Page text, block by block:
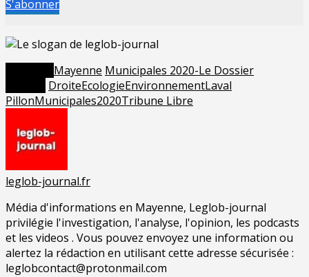
S'abonner
Mayenne Municipales 2020-Le Dossier
DroiteEcologieEnvironnementLaval
PillonMunicipales2020Tribune Libre
leglob-journal.fr
Média d'informations en Mayenne, Leglob-journal
privilégie l'investigation, l'analyse, l'opinion, les podcasts
et les videos . Vous pouvez envoyez une information ou
alertez la rédaction en utilisant cette adresse sécurisée :
leglobcontact@protonmail.com